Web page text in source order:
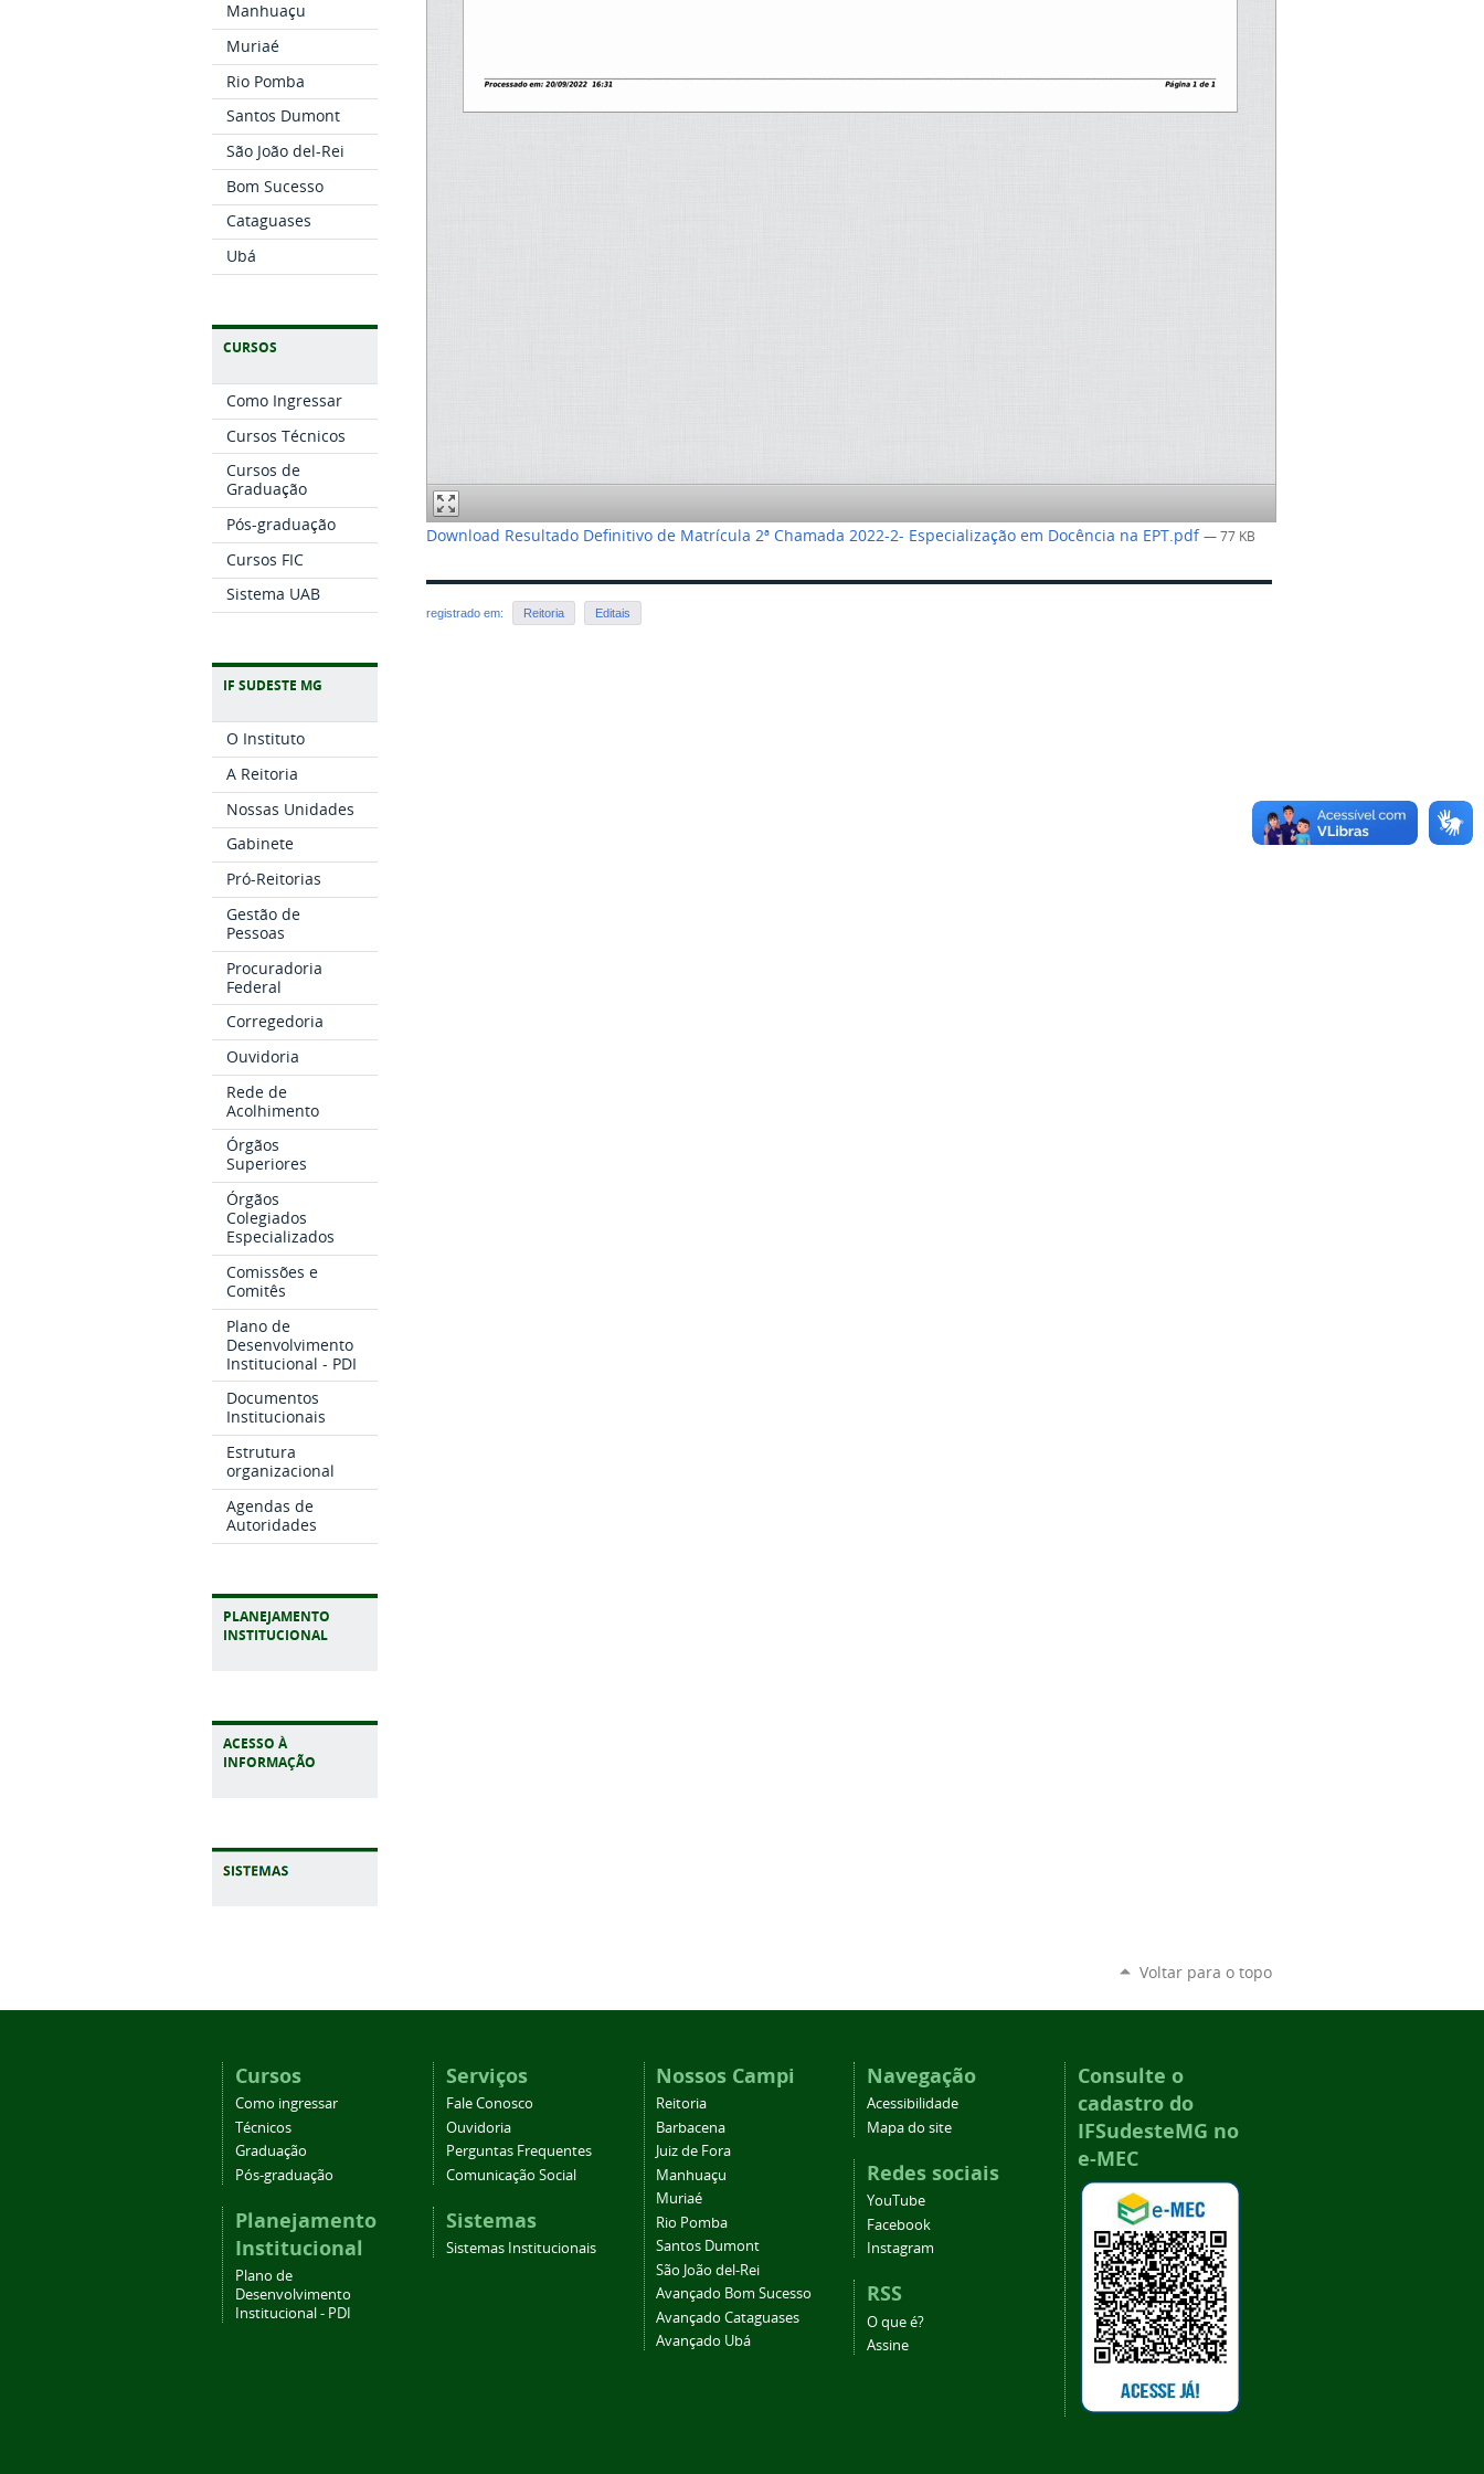
Manhuaçu
Muriaé
Rio Pomba
Santos Dumont
São João del-Rei
Bom Sucesso
Cataguases
Ubá
CURSOS
Como Ingressar
Cursos Técnicos
Cursos de
Graduação
Pós-graduação
Cursos FIC
Sistema UAB
IF SUDESTE MG
O Instituto
A Reitoria
Nossas Unidades
Gabinete
Pró-Reitorias
Gestão de
Pessoas
Procuradoria
Federal
Corregedoria
Ouvidoria
Rede de
Acolhimento
Órgãos
Superiores
Órgãos
Colegiados
Especializados
Comissões e
Comitês
Plano de
Desenvolvimento
Institucional - PDI
Documentos
Institucionais
Estrutura
organizacional
Agendas de
Autoridades
PLANEJAMENTO
INSTITUCIONAL
ACESSO À
INFORMAÇÃO
Download Resultado Definitivo de Matrícula 2ª Chamada 2022-2- Especialização em Docência na EPT.pdf— 77 KB
registrado em: Reitoria Editais
Voltar para o topo
Cursos
Como ingressar
Técnicos
Graduação
Pós-graduação
Planejamento
Institucional
Plano de
Desenvolvimento
Institucional - PDI
Serviços
Fale Conosco
Ouvidoria
Perguntas Frequentes
Comunicação Social
Sistemas
Sistemas Institucionais
Nossos Campi
Reitoria
Barbacena
Juiz de Fora
Manhuaçu
Muriaé
Rio Pomba
Santos Dumont
São João del-Rei
Avançado Bom Sucesso
Avançado Cataguases
Avançado Ubá
Navegação
Acessibilidade
Mapa do site
Redes sociais
YouTube
Facebook
Instagram
RSS
O que é?
Assine
Consulte o
cadastro do
IFSudesteMG no
e-MEC